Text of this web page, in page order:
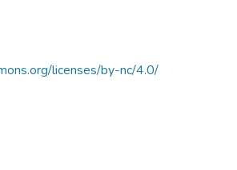
licenses/by-nc/4.0/